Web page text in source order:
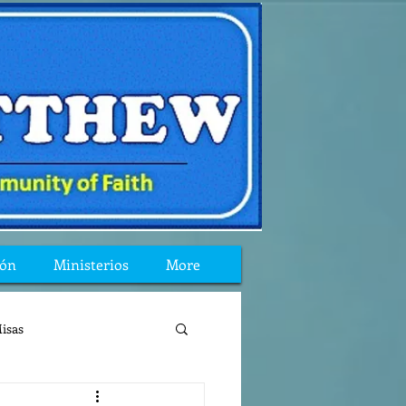
Ministerios More